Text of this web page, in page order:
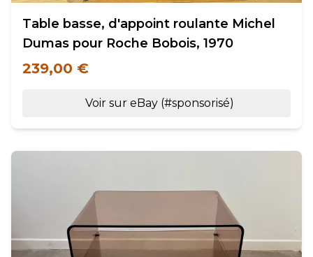
Table basse, d'appoint roulante Michel
Dumas pour Roche Bobois, 1970
239,00 €
Voir sur eBay (#sponsorisé)